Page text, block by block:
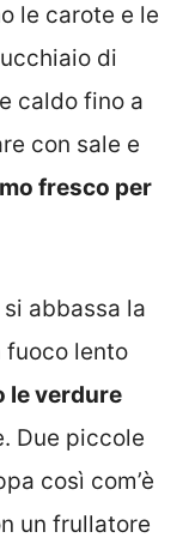
le carote e le
di
caldo fino a
con sale e
fresco per
abbassa la
fuoco lento
le verdure
Due piccole
così com’è
un frullatore